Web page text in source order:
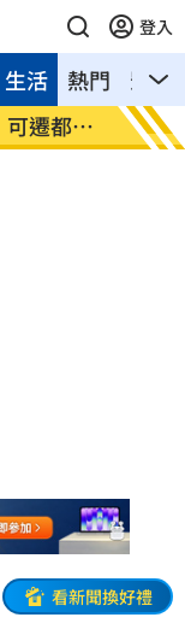
登入
熱門 影音
生活
柯轟
看新聞換好禮